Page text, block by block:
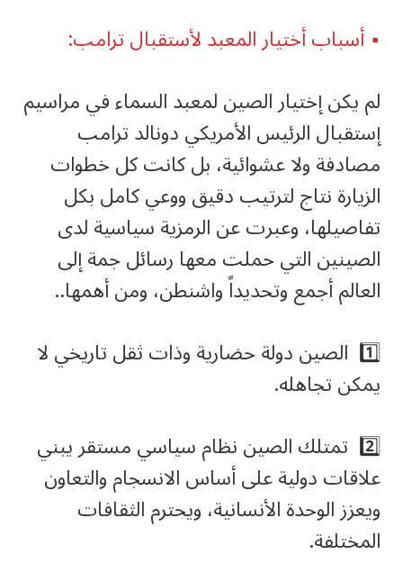
▪️ أسباب أختيار المعبد لأستقبال ترامب:
لم يكن إختيار الصين لمعبد السماء في مراسيم
إستقبال الرئيس الأمريكي دونالد ترامب
مصادفة ولا عشوائية، بل كانت كل خطوات
الزيارة نتاج لترتيب دقيق ووعي كامل بكل
تفاصيلها، وعبرت عن الرمزية سياسية لدى
الصينين التي حملت معها رسائل جمة إلى
العالم أجمع وتحديداً واشنطن، ومن أهمها..
1️⃣ الصين دولة حضارية وذات ثقل تاريخي لا
يمكن تجاهله.
2️⃣ تمتلك الصين نظام سياسي مستقر يبني
علاقات دولية على أساس الانسجام والتعاون
ويعزز الوحدة الأنسانية، ويحترم الثقافات
المختلفة.